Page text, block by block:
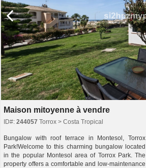
Maison mitoyenne à vendre
ID#: 244057 Torrox > Costa Tropical
Bungalow with roof terrace in Montesol, Torrox
Park!Welcome to this charming bungalow located
in the popular Montesol area of Torrox Park. The
property offers a comfortable and low-maintenance